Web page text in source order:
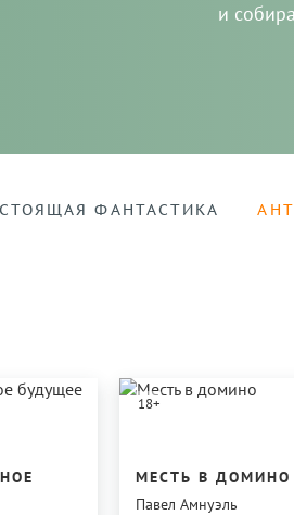
и
ФАНТАСТИКА
18+
МЕСТЬ В ДОМИНО
Павел Амнуэль